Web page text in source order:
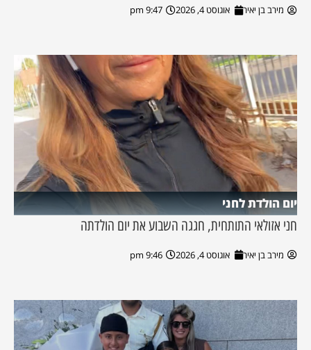
מירב בן יאיר אוגוסט 4, 2026 9:47 pm
יום הולדת לחני
חני אזולאי התותחית, חגגה השבוע את יום הולדתה
מירב בן יאיר אוגוסט 4, 2026 9:46 pm